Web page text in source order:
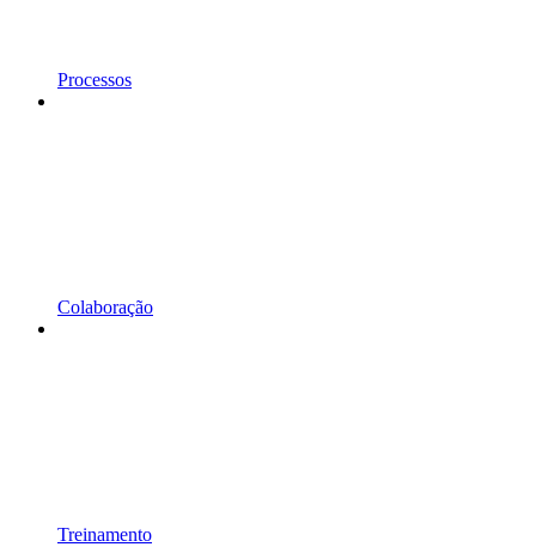
Processos
Colaboração
Treinamento